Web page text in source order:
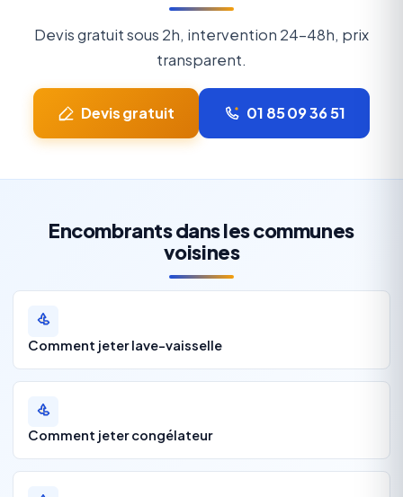
Devis gratuit sous 2h, intervention 24-48h, prix
transparent.
Devis gratuit 01 85 09 36 51
Encombrants dans les communes
voisines
Comment jeter lave-vaisselle
Comment jeter congélateur